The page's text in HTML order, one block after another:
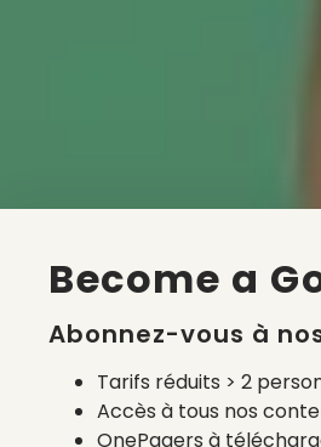
Become a
Abonnez-vous à
Tarifs réduits > 2
Accès à tous nos
OnePagers à